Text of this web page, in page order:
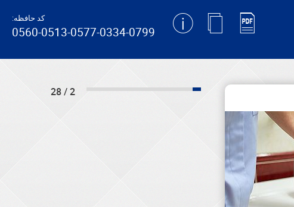
کد حافظه:
0560-0513-0577-0334-0799
2 / 28